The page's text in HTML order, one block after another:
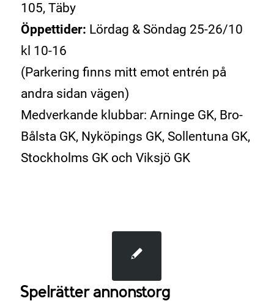
105, Täby
Öppettider: Lördag & Söndag 25-26/10
kl 10-16
(Parkering finns mitt emot entrén på
andra sidan vägen)
Medverkande klubbar: Arninge GK, Bro-
Bålsta GK, Nyköpings GK, Sollentuna GK,
Stockholms GK och Viksjö GK
Spelrätter annonstorg